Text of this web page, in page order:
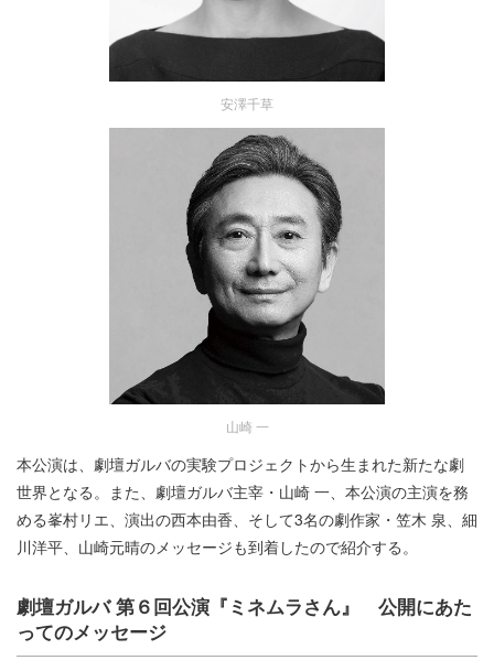
安澤千草
山崎 一
本公演は、劇壇ガルバの実験プロジェクトから生まれた新たな劇
世界となる。また、劇壇ガルバ主宰・山崎 一、本公演の主演を務
める峯村リエ、演出の西本由香、そして3名の劇作家・笠木 泉、細
川洋平、山崎元晴のメッセージも到着したので紹介する。
劇壇ガルバ 第６回公演『ミネムラさん』 公開にあた
ってのメッセージ